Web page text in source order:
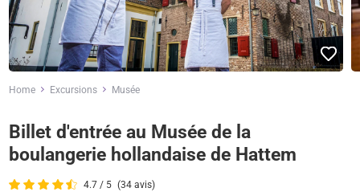
Home Excursions Musée
Billet d'entrée au Musée de la
boulangerie hollandaise de Hattem
4.7 / 5 (34 avis)